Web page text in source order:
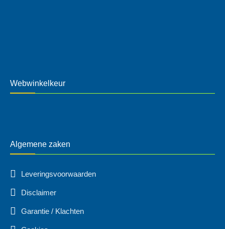
Webwinkelkeur
Algemene zaken
Leveringsvoorwaarden
Disclaimer
Garantie / Klachten